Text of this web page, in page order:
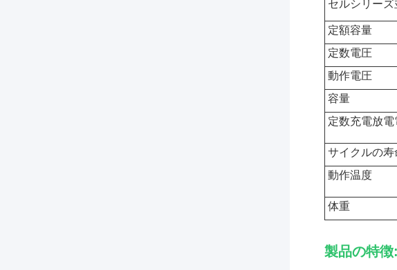
セルシリー
定額容量
定数電圧
動作電圧
容量
定数充電放
サイクルの寿
動作温度
体重
製品の特徴: